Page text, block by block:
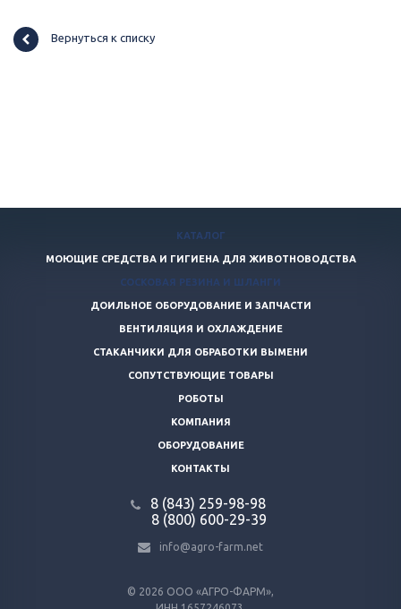
Вернуться к списку
© 2026 ООО «АГРО-ФАРМ»,
КАТАЛОГ
МОЮЩИЕ СРЕДСТВА И ГИГИЕНА ДЛЯ ЖИВОТНОВОДСТВА
СОСКОВАЯ РЕЗИНА И ШЛАНГИ
ДОИЛЬНОЕ ОБОРУДОВАНИЕ И ЗАПЧАСТИ
ВЕНТИЛЯЦИЯ И ОХЛАЖДЕНИЕ
СТАКАНЧИКИ ДЛЯ ОБРАБОТКИ ВЫМЕНИ
СОПУТСТВУЮЩИЕ ТОВАРЫ
РОБОТЫ
КОМПАНИЯ
ОБОРУДОВАНИЕ
КОНТАКТЫ
8 (843) 259-98-98
8 (800) 600-29-39
info@agro-farm.net